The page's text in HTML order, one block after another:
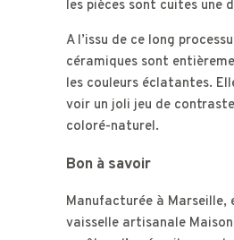
les pièces sont cuites une
A l’issu de ce long
céramiques sont
les couleurs éclatantes.
voir un joli jeu de
coloré-naturel.
Bon à savoir
Manufacturée à Marseille,
vaisselle artisanale